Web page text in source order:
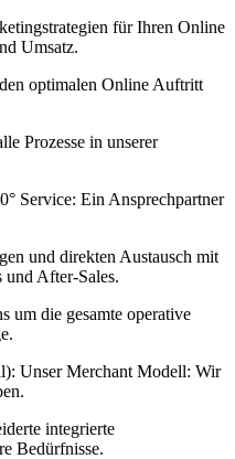
für Ihren Online
Umsatz.
optimalen Online Auftritt
Prozesse in unserer
Service: Ein Ansprechpartner
und direkten Austausch mit
und After-Sales.
um die gesamte operative
Unser Merchant Modell: Wir
integrierte
Bedürfnisse.